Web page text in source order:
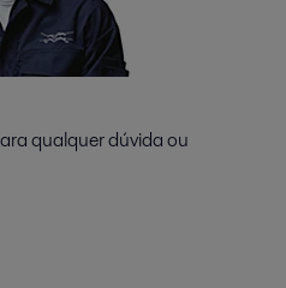
qualquer dúvida ou